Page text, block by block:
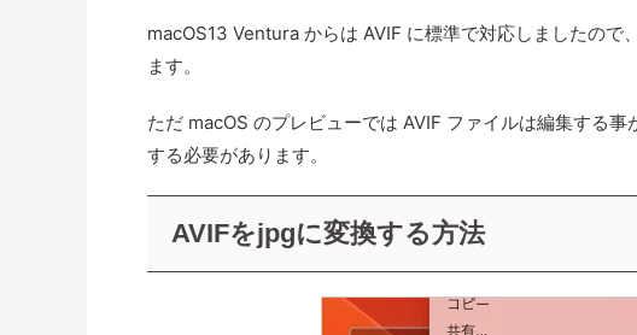
macOS13 Ventura からは AVIF に標準で対応しましたので
ます。
ただ macOS のプレビューでは AVIF ファイルは編集する
する必要があります。
AVIFをjpgに変換する方法